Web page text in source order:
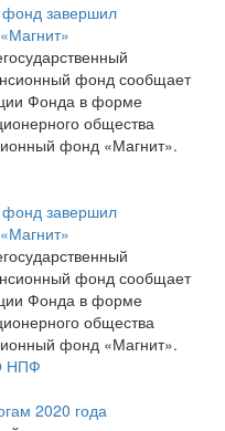
завершил
фонд сообщает
Фонда в форме
общества
фонд «Магнит».
завершил
фонд сообщает
Фонда в форме
общества
фонд «Магнит».
НПФ
2020 года